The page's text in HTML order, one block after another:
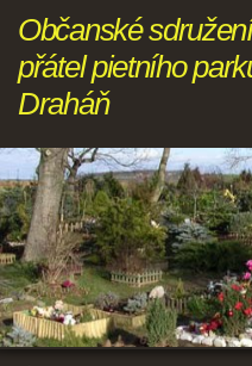
Občanské sdružení
přátel pietního
Draháň